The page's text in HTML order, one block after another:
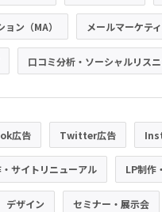
ン（MA） メールマーケテ
口コミ分析・ソーシャルリス
広告 Twitter広告
サイトリニューアル LP制作
デザイン セミナー・展示会